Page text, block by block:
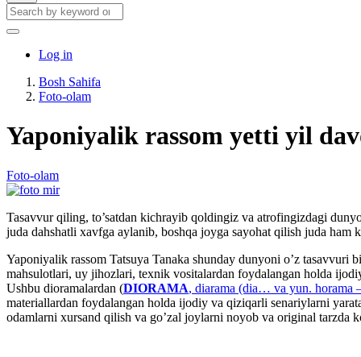
Search
Search
User
menu
Log in
Breadcrumb
Bosh Sahifa
Foto-olam
Yaponiyalik rassom yetti yil
Foto-olam
Tasavvur qiling, to’satdan kichrayib qoldingiz va atrofingizdagi
juda dahshatli xavfga aylanib, boshqa joyga sayohat qilish juda ham
Yaponiyalik rassom Tatsuya Tanaka shunday dunyoni o’z
mahsulotlari, uy jihozlari, texnik vositalardan foydalangan holda
Ushbu dioramalardan (DIORAMA, diarama (dia… va yun. horama
materiallardan foydalangan holda ijodiy va qiziqarli senariylarni
odamlarni xursand qilish va go’zal joylarni noyob va original tarzda